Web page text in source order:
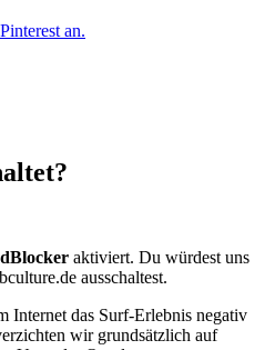
an.
aktiviert. Du würdest uns
ausschaltest.
Internet das Surf-Erlebnis negativ
wir grundsätzlich auf